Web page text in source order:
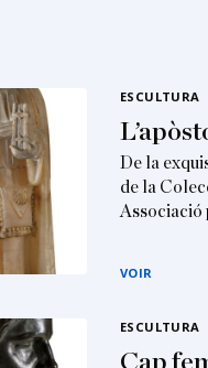
ESCULTURA
De la
de la
Associació
VOIR
ESCULTURA
Cap